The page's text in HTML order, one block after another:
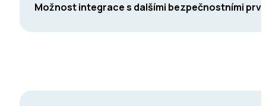
Možnost integrace s dalšími bezpečnostními